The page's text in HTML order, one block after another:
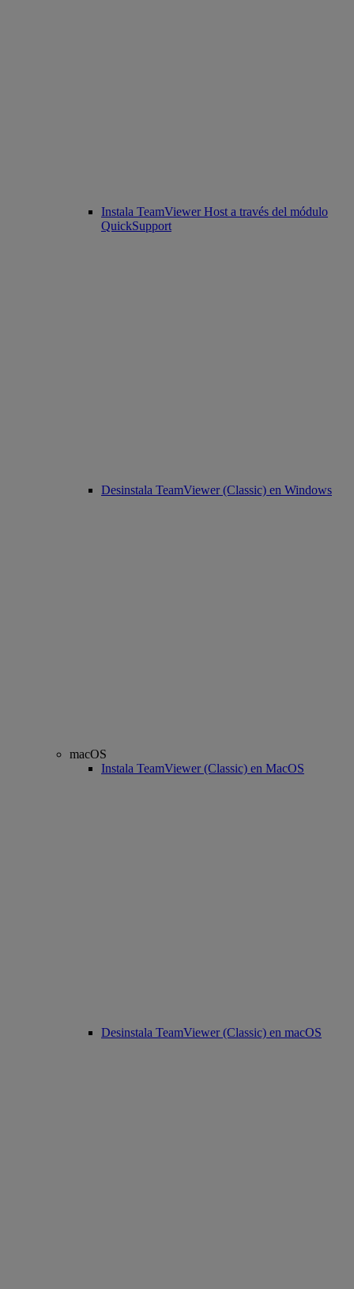
Instala TeamViewer Host a través del módulo
QuickSupport
Desinstala TeamViewer (Classic) en Windows
macOS
Instala TeamViewer (Classic) en MacOS
Desinstala TeamViewer (Classic) en macOS